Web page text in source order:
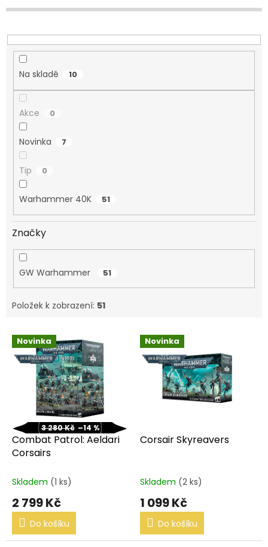
d
k
t
Na skladě 10
Akce 0
Novinka 7
Tip 0
Warhammer 40K 51
Značky
GW Warhammer 51
Položek k zobrazení: 51
V
d
u
Novinka
3 280 Kč –14 %
Combat Patrol: Aeldari
Corsairs
Skladem (1 ks)
2 799 Kč
Do košíku
Novinka
Corsair Skyreavers
Skladem (2 ks)
1 099 Kč
Do košíku